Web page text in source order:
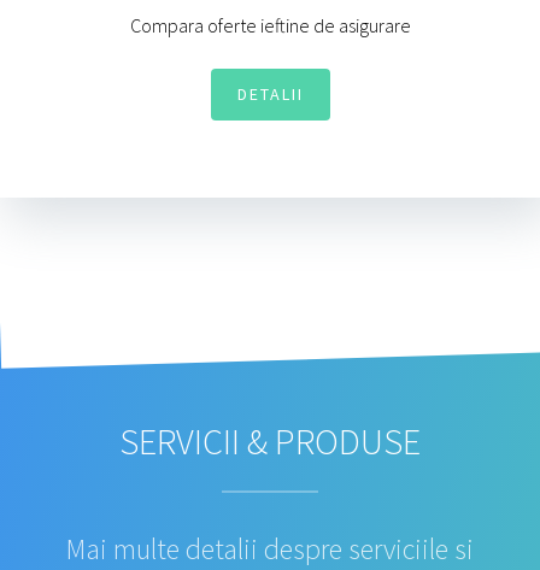
Compara oferte ieftine de asigurare
DETALII
SERVICII & PRODUSE
Mai multe detalii despre serviciile si